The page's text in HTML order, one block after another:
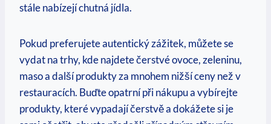
stále nabízejí chutná‍ jídla. ‌
Pokud preferujete⁢ autentický zážitek, můžete se
vydat na trhy,⁢ kde najdete‍ čerstvé ovoce, zeleninu,
maso a další produkty‌ za mnohem ⁤nižší ceny než ⁣v
restauracích. ‌Buďte opatrní‌ při‌ nákupu a vybírejte
produkty, které vypadají čerstvě a dokážete si⁢ je⁢